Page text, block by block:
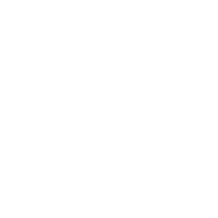
TRABAJO Y COMPROMISO
PRESENTE EN LAS ESCUELAS